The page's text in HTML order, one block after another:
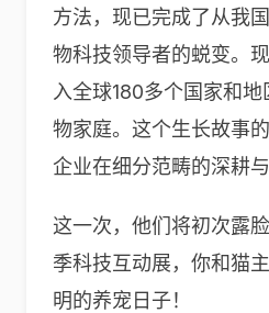
方法，现已完成了从我
物科技领导者的蜕变。
入全球180多个国家和
物家庭。这个生长故事
企业在细分范畴的深耕与
这一次，他们将初次露
季科技互动展，你和猫
明的养宠日子！